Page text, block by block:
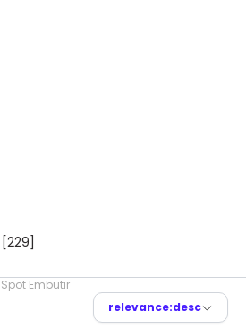
[229]
Spot Embutir
relevance:desc